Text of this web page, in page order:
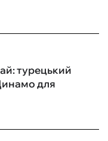
турецький
для